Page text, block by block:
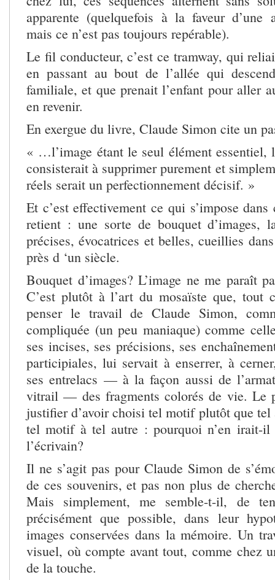
apparente (quelquefois à la faveur d’une
mais ce n’est pas toujours repérable).
Le fil conducteur, c’est ce tramway, qui
en passant au bout de l’allée qui
familiale, et que prenait l’enfant pour aller
en revenir.
En exergue du livre, Claude Simon cite un
« …l’image étant le seul élément
consisterait à supprimer purement et
réels serait un perfectionnement décisif. »
Et c’est effectivement ce qui s’impose
retient : une sorte de bouquet d’images,
précises, évocatrices et belles, cueillies
près d ‘un siècle.
Bouquet d’images? L’image ne me paraît
C’est plutôt à l’art du mosaïste que, tout
penser le travail de Claude Simon,
compliquée (un peu maniaque) comme
ses incises, ses précisions, ses
participiales, lui servait à enserrer, à
ses entrelacs — à la façon aussi de
vitrail — des fragments colorés de vie. Le
justifier d’avoir choisi tel motif plutôt que tel
tel motif à tel autre : pourquoi n’en irait-il
l’écrivain?
Il ne s’agit pas pour Claude Simon de
de ces souvenirs, et pas non plus de
Mais simplement, me semble-t-il, de
précisément que possible, dans leur
images conservées dans la mémoire. Un
visuel, où compte avant tout, comme chez
de la touche.